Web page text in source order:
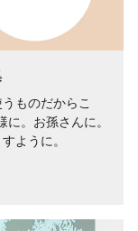
ものだからこ
。お孫さんに。
ように。